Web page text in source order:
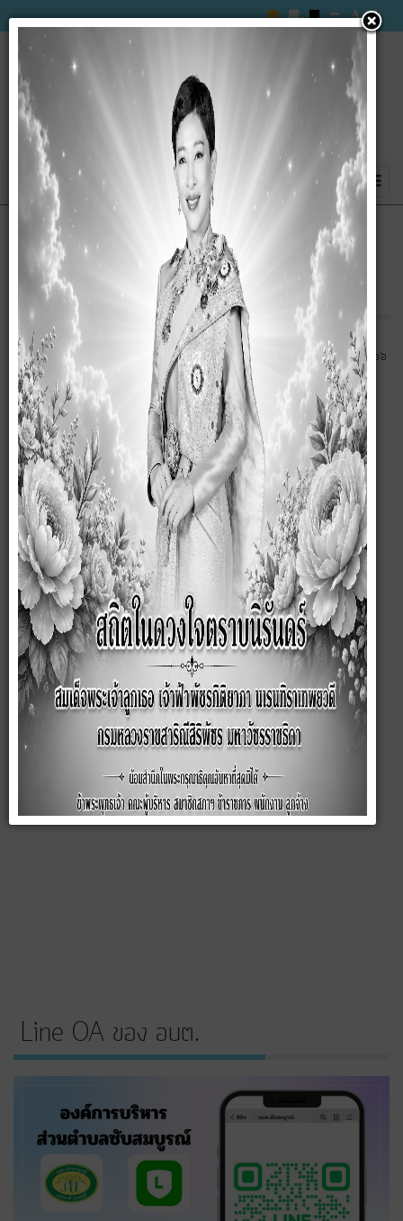
ประกาศ เรื่อง เผยแรพ่แผนการจัดซื้้อจัดจ้าง
ประจำปีงบประมาณ พ.ศ. ๒๕๖๖ (ครั้งที่ ๒)
ประกาศ เรื่อง เผยแรพ่แผนการจัดซื้้อจัดจ้าง ประจำปีงบประมาณ พ.ศ. ๒๕๖๖
(ครั้งที่ ๒)
Line OA ของ อบต.